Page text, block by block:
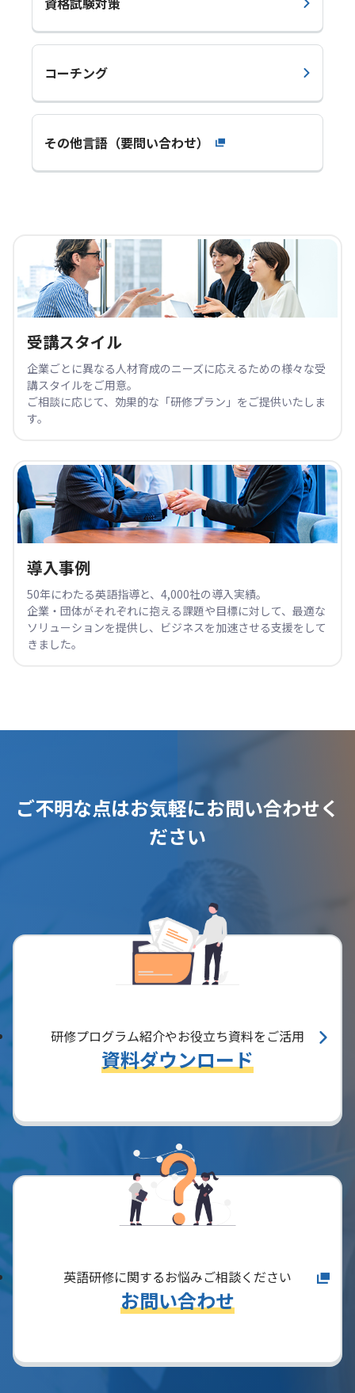
コーチング
その他言語（要問い合わせ）
受講スタイル
企業ごとに異なる人材育成のニーズに応えるための様々な受
講スタイルをご用意。
ご相談に応じて、効果的な「研修プラン」をご提供いたしま
す。
導入事例
50年にわたる英語指導と、4,000社の導入実績。
企業・団体がそれぞれに抱える課題や目標に対して、最適な
ソリューションを提供し、ビジネスを加速させる支援をして
きました。
ご不明な点はお気軽にお問い合わせく
ださい
研修プログラム紹介やお役立ち資料をご活用
資料ダウンロード
英語研修に関するお悩みご相談ください
お問い合わせ